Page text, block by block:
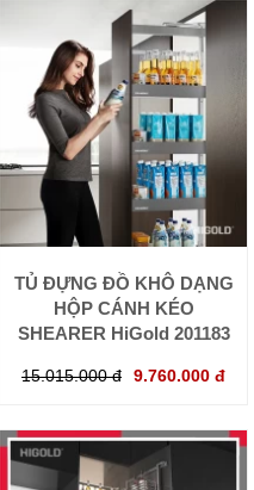
TỦ ĐỰNG ĐỒ KHÔ DẠNG
HỘP CÁNH KÉO
SHEARER HiGold 201183
15.015.000 đ 9.760.000 đ